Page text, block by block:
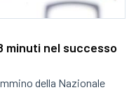
minuti nel successo
della Nazionale